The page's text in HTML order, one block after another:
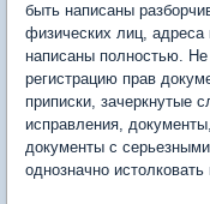
быть написаны
физических лиц,
написаны полностью.
регистрацию прав
приписки, зачеркнутые
исправления,
документы с
однозначно